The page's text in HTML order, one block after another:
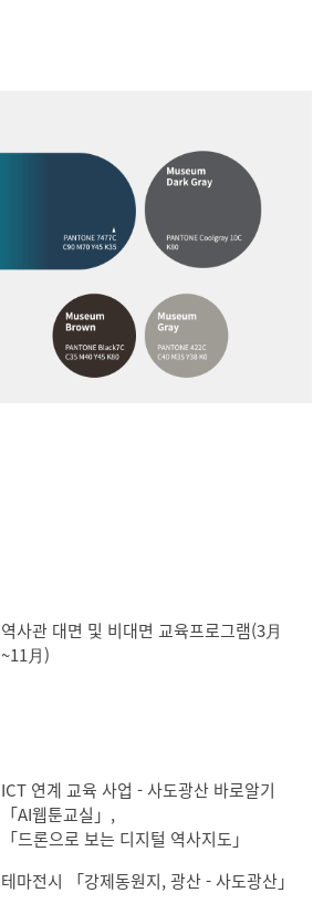
역사관 대면 및 비대면 교육프로그램(3月
~11月)
ICT 연계 교육 사업 - 사도광산 바로알기
「AI웹툰교실」,
「드론으로 보는 디지털 역사지도」
테마전시 「강제동원지, 광산 - 사도광산」